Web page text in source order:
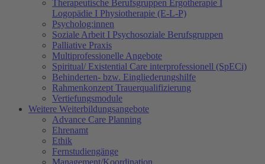
Therapeutische Berufsgruppen Ergotherapie I
Logopädie I Physiotherapie (E-L-P)
Psycholog:innen
Soziale Arbeit I Psychosoziale Berufsgruppen
Palliative Praxis
Multiprofessionelle Angebote
Spiritual/ Existential Care interprofessionell (SpECi)
Behinderten- bzw. Eingliederungshilfe
Rahmenkonzept Trauerqualifizierung
Vertiefungsmodule
Weitere Weiterbildungsangebote
Advance Care Planning
Ehrenamt
Ethik
Fernstudiengänge
Management/Koordination